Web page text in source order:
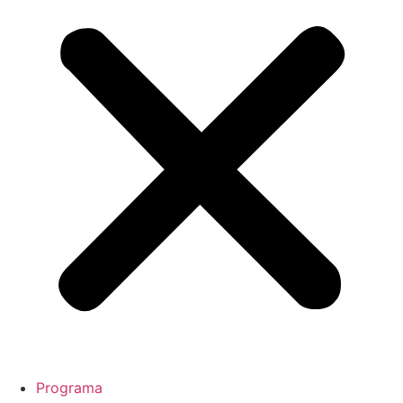
Programa